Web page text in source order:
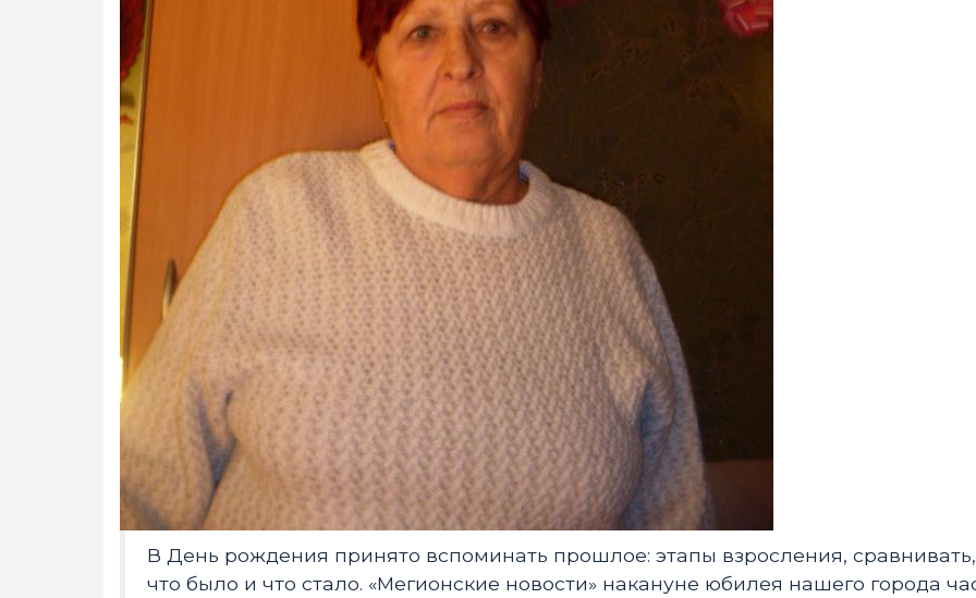
В День рождения принято вспоминать прошлое: этапы взросления, сравнивать,
что было и что стало. «Мегионские новости» накануне юбилея нашего города